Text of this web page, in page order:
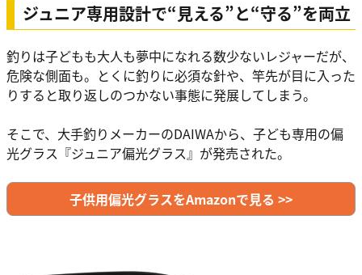
ジュニア専用設計で“見える”と“守る”を両立
釣りは子どもも大人も夢中になれる数少ないレジャーだが、
危険な側面も。とくに釣りに必須な針や、竿先が目に入った
りすると取り返しのつかない事態に発展してしまう。
そこで、大手釣りメーカーのDAIWAから、子ども専用の偏
光グラス『ジュニア偏光グラス』が発売された。
子供用偏光グラスをAmazonで見る >>